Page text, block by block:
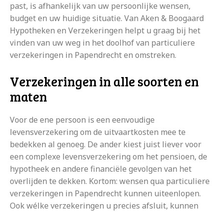
past, is afhankelijk van uw persoonlijke wensen,
budget en uw huidige situatie. Van Aken & Boogaard
Hypotheken en Verzekeringen helpt u graag bij het
vinden van uw weg in het doolhof van particuliere
verzekeringen in Papendrecht en omstreken.
Verzekeringen in alle soorten en
maten
Voor de ene persoon is een eenvoudige
levensverzekering om de uitvaartkosten mee te
bedekken al genoeg. De ander kiest juist liever voor
een complexe levensverzekering om het pensioen, de
hypotheek en andere financiële gevolgen van het
overlijden te dekken. Kortom: wensen qua particuliere
verzekeringen in Papendrecht kunnen uiteenlopen.
Ook wélke verzekeringen u precies afsluit, kunnen